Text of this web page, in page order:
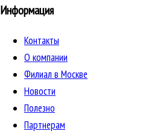
Информация
Контакты
О компании
Филиал в Москве
Новости
Полезно
Партнерам